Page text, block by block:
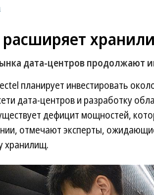
расширяет
дата-центров продолжают
планирует инвестировать
дата-центров и разработку
дефицит мощностей,
отмечают эксперты,
хранилищ.